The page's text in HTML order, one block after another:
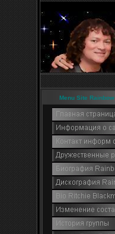
Menu Site Rainbow